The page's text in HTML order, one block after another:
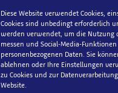
Jetzt online
Diese Website verwendet Cookies,
Cookies sind unbedingt erforderlich
werden verwendet, um die Nutzung
messen und Social-Media-
personenbezogenen Daten. Sie
ablehnen oder Ihre Einstellungen
zu Cookies und zur
Website.